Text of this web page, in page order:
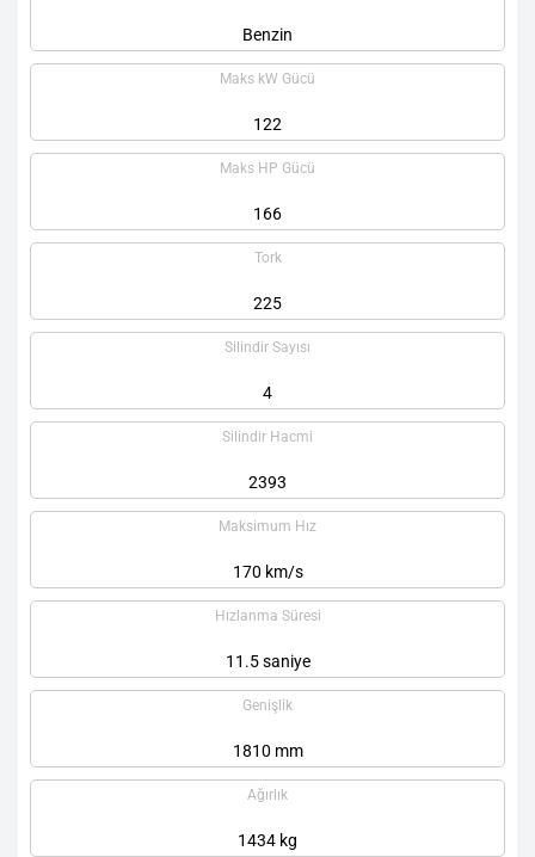
Benzin
Maks kW Gücü
122
Maks HP Gücü
166
Tork
225
Silindir Sayısı
4
Silindir Hacmi
2393
Maksimum Hız
170 km/s
Hızlanma Süresi
11.5 saniye
Genişlik
1810 mm
Ağırlık
1434 kg